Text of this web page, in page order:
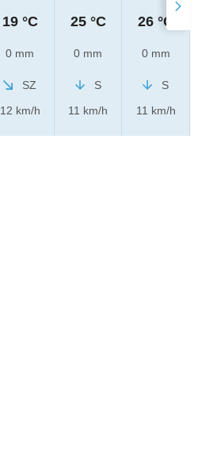
19 °C
0 mm
SZ
12 km/h
25 °C
0 mm
S
11 km/h
26 °C
0 mm
S
11 km/h